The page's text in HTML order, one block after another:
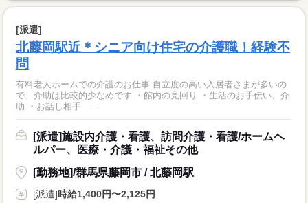
[派遣]
北藤岡駅近＊シニア向け住宅の介護職！経験不
問
有料老人ホームでの介護のお仕事 自立度の高い入居者さまが多いの
で、介助は比較的少なめです ・館内の見回り ・生活のお手伝い、介
助 ・お話し相手 ...
[派遣]施設内介護・看護、訪問介護・看護/ホームヘ
ルパー、医療・介護・福祉その他
[勤務地]/群馬県藤岡市 / 北藤岡駅
[派遣]時給1,400円〜2,125円